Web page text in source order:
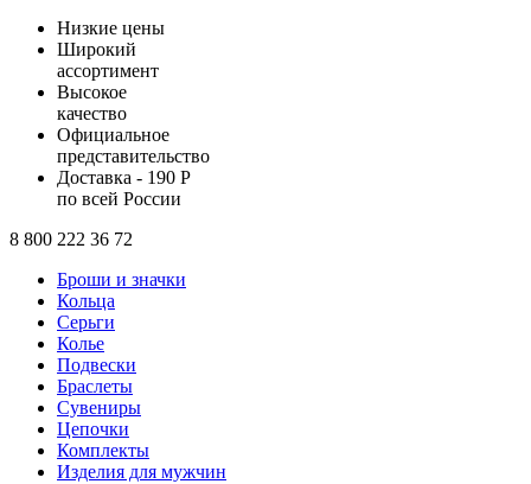
Низкие цены
Широкий
ассортимент
Высокое
качество
Официальное
представительство
Доставка - 190 Р
по всей России
8 800 222 36 72
Броши и значки
Кольца
Серьги
Колье
Подвески
Браслеты
Сувениры
Цепочки
Комплекты
Изделия для мужчин